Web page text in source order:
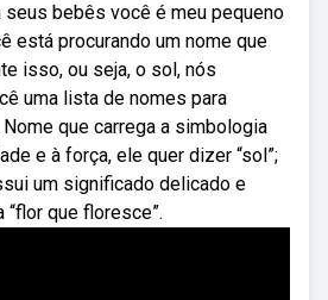
bebês você é meu pequeno
está procurando um nome que
isso, ou seja, o sol, nós
uma lista de nomes para
que carrega a simbologia
e à força, ele quer dizer “sol”;
um significado delicado e
que floresce”.